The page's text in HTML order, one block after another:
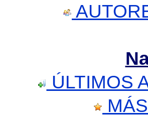
ÚLTIMOS